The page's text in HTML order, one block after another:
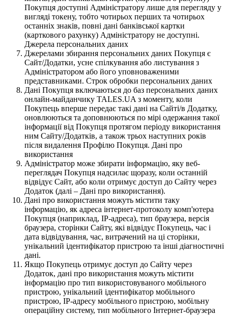
Покупця доступні Адміністратору лише для перегляду у
вигляді токену, тобто чотирьох перших та чотирьох
останніх знаків, повні дані банківської картки
(карткового рахунку) Адміністратору не доступні.
Джерела персональних даних
Джерелами збирання персональних даних Покупця є
Сайт/Додатки, усне спілкування або листування з
Адміністратором або його уповноваженими
представниками. Строк обробки персональних даних
Дані Покупця включаються до баз персональних даних
онлайн-майданчику TALES.UA з моменту, коли
Покупець вперше передає такі дані на Сайті/в Додатку,
оновлюються та доповнюються по мірі одержання такої
інформації від Покупця протягом періоду використання
ним Сайту/Додатків, а також трьох наступних років
після видалення Профілю Покупця. Дані про
використання
Адміністратор може збирати інформацію, яку веб-
переглядач Покупця надсилає щоразу, коли останній
відвідує Сайт, або коли отримує доступ до Сайту через
Додаток (далі – Дані про використання).
Дані про використання можуть містити таку
інформацію, як адреса інтернет-протоколу комп'ютера
Покупця (наприклад, IP-адреса), тип браузера, версія
браузера, сторінки Сайту, які відвідує Покупець, час і
дата відвідування, час, витрачений на ці сторінки,
унікальний ідентифікатор пристрою та інші діагностичні
дані.
Якщо Покупець отримує доступ до Сайту через
Додаток, дані про використання можуть містити
інформацію про тип використовуваного мобільного
пристрою, унікальний ідентифікатор мобільного
пристрою, IP-адресу мобільного пристрою, мобільну
операційну систему, тип мобільного Інтернет-браузера